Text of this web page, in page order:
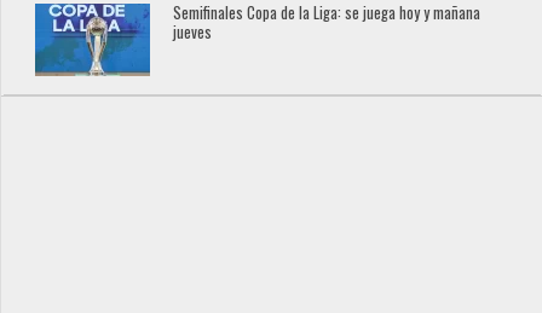
Semifinales Copa de la Liga: se juega hoy y mañana
jueves